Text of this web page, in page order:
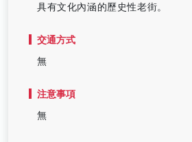
具有文化內涵的歷史性老街。
交通方式
無
注意事項
無